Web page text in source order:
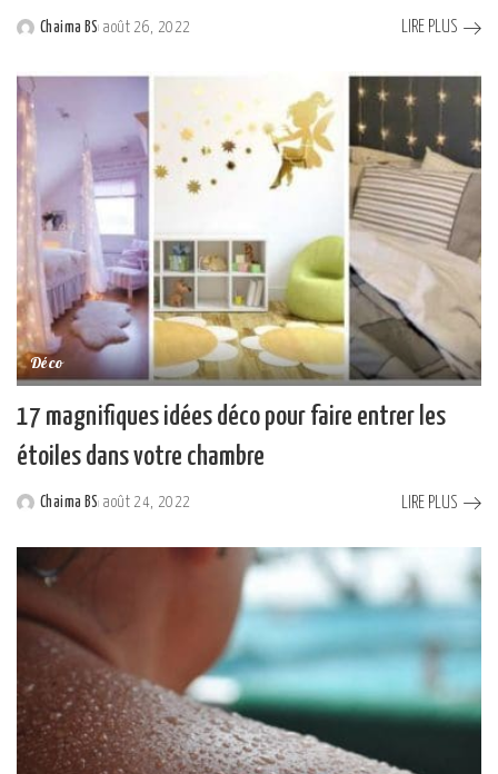
Posted
Chaima BS août 26, 2022 LIRE PLUS
Déco
17 magnifiques idées déco pour faire entrer les
étoiles dans votre chambre
Chaima BS août 24, 2022 LIRE PLUS